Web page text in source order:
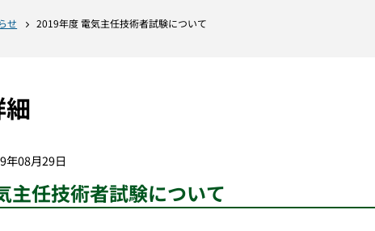
せ 2019年度 電気主任技術者試験について
年08月29日
主任技術者試験について